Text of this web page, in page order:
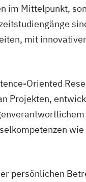
im Mittelpunkt,
mit
Oriented
Projekten,
wie
persönlichen